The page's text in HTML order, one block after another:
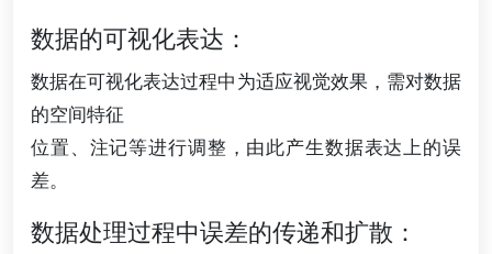
数据的可视化表达：
数据在可视化表达过程中为适应视觉效果，需对数据
的空间特征
位置、注记等进行调整，由此产生数据表达上的误
差。
数据处理过程中误差的传递和扩散：